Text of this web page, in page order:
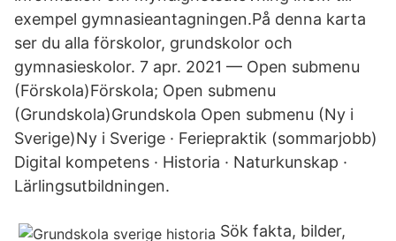
exempel gymnasieantagningen.På denna karta
ser du alla förskolor, grundskolor och
gymnasieskolor. 7 apr. 2021 — Open submenu
(Förskola)Förskola; Open submenu
(Grundskola)Grundskola Open submenu (Ny i
Sverige)Ny i Sverige · Feriepraktik (sommarjobb)
Digital kompetens · Historia · Naturkunskap ·
Lärlingsutbildningen.
Sök fakta, bilder,